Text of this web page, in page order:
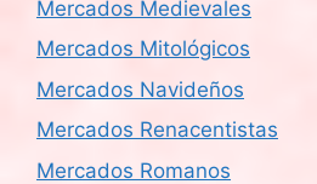
Mercados Medievales
Mercados Mitológicos
Mercados Navideños
Mercados Renacentistas
Mercados Romanos